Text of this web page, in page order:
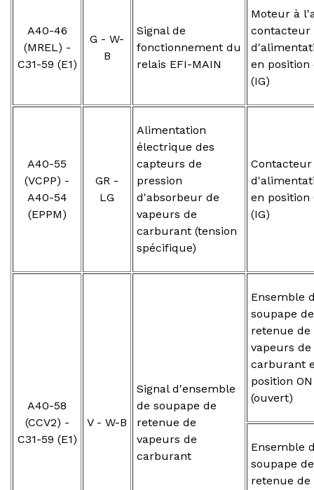
A40-46
(MREL) -
C31-59 (E1)
G - W-
B
Signal de
fonctionnement du
relais EFI-MAIN
Moteur à
contacteur
en position
(IG)
A40-55
(VCPP) -
A40-54
(EPPM)
GR -
LG
Alimentation
électrique des
capteurs de
pression
d'absorbeur de
vapeurs de
carburant (tension
spécifique)
Contacteur
en position
(IG)
A40-58
(CCV2) -
C31-59 (E1)
V - W-B
Signal d'ensemble
de soupape de
retenue de
vapeurs de
carburant
Ensemble
soupape de
retenue de
vapeurs de
carburant
position ON
(ouvert)
Ensemble
soupape de
retenue de